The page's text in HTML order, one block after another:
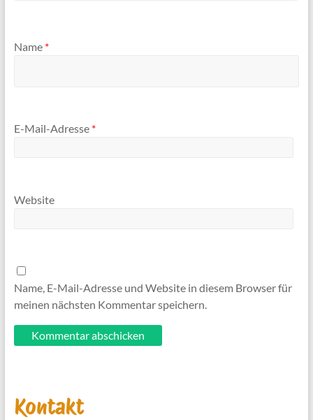
Name *
E-Mail-Adresse *
Website
Name, E-Mail-Adresse und Website in diesem Browser für
meinen nächsten Kommentar speichern.
Kontakt